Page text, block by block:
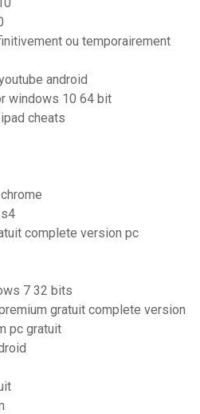
ou temporairement
android
windows 10 64 bit
cheats
complete version pc
7 32 bits
gratuit complete version
pc gratuit